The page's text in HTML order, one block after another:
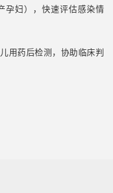
孕妇），快速评估感染情
用药后检测，协助临床判